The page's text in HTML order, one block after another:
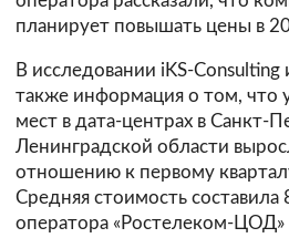
планирует повышать цены в
В исследовании iKS-Consulting
также информация о том, что
мест в дата-центрах в Санкт-
Ленинградской области
отношению к первому
Средняя стоимость
оператора «Ростелеком-ЦОД»